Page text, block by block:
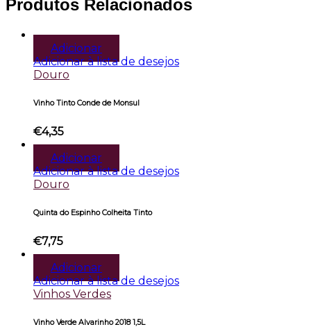
Produtos Relacionados
Adicionar
Adicionar à lista de desejos
Douro
Vinho Tinto Conde de Monsul
€4,35
Adicionar
Adicionar à lista de desejos
Douro
Quinta do Espinho Colheita Tinto
€7,75
Adicionar
Adicionar à lista de desejos
Vinhos Verdes
Vinho Verde Alvarinho 2018 1,5L